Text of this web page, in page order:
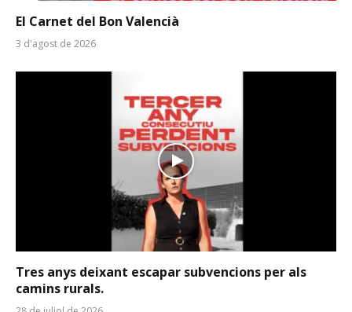
El Carnet del Bon Valencià
3 d'agost de 2026
Tres anys deixant escapar subvencions per als
camins rurals.